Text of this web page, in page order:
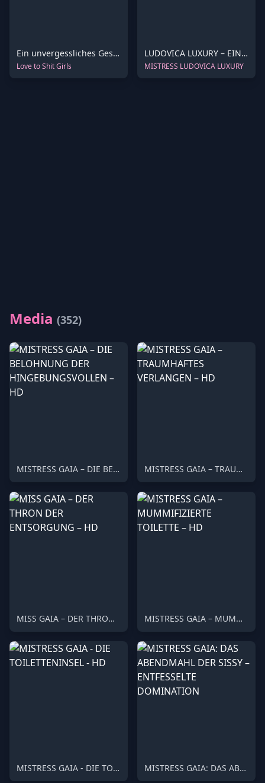
Ein unvergessliches Geschenk für dich
Love to Shit Girls
LUDOVICA LUXURY – EIN MAHLZEIT VON MEINEN FÜSSEN – 4K
MISTRESS LUDOVICA LUXURY
Media (352)
MISTRESS GAIA – DIE BELOHNUNG DER HINGEBUNGSVOLLEN – HD MISTRESS GAIA – TRAUMHAFTES VERLANGEN – HD
MISS GAIA – DER THRON DER ENTSORGUNG – HD MISTRESS GAIA – MUMMIFIZIERTE TOILETTE – HD
MISTRESS GAIA - DIE TOILETTENINSEL - HD MISTRESS GAIA: DAS ABENDMAHL DER SISSY – ENTFESSELTE DOMINATION